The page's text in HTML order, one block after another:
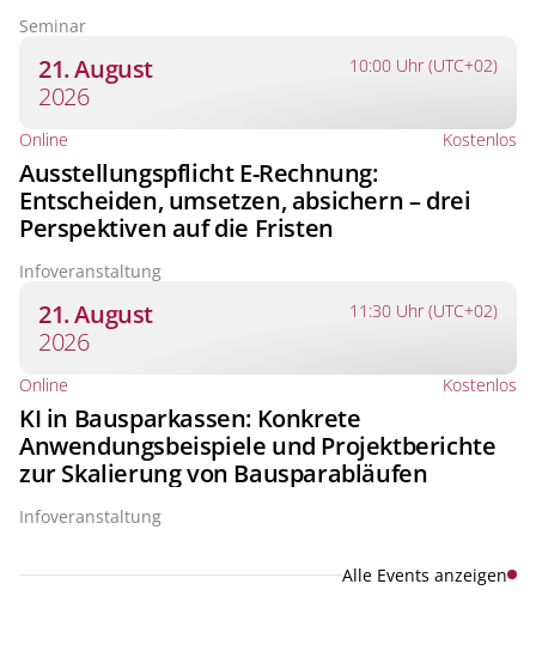
Seminar
21. August
2026
10:00 Uhr (UTC+02)
Online Kostenlos
Ausstellungspflicht E-Rechnung:
Entscheiden, umsetzen, absichern – drei
Perspektiven auf die Fristen
Infoveranstaltung
21. August
2026
11:30 Uhr (UTC+02)
Online Kostenlos
KI in Bausparkassen: Konkrete
Anwendungsbeispiele und Projektberichte
zur Skalierung von Bausparabläufen
Infoveranstaltung
Alle Events anzeigen